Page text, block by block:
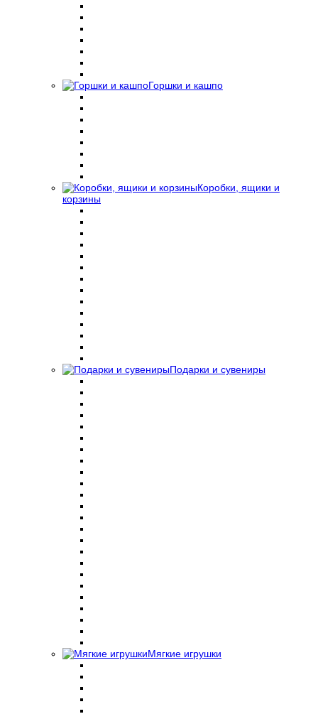
Горшки и кашпо
Коробки, ящики и
корзины
Подарки и сувениры
Мягкие игрушки